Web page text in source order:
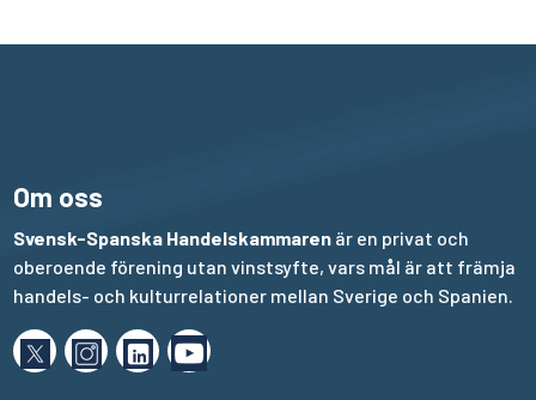
Om oss
Svensk-Spanska Handelskammaren är en privat och
oberoende förening utan vinstsyfte, vars mål är att främja
handels- och kulturrelationer mellan Sverige och Spanien.